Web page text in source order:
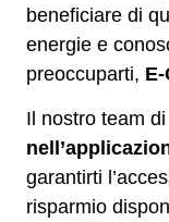
beneficiare di
energie e
preoccuparti,
Il nostro team
garantirti
risparmio